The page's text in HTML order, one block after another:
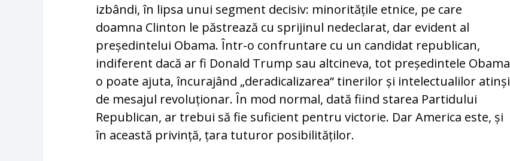
izbândi, în lip­sa unui segment decisiv: minoritățile et­nice, pe care
doamna Clinton le păstrează cu sprijinul nedeclarat, dar evident al
președintelui Obama. Într-o confruntare cu un candidat republican,
indiferent da­că ar fi Donald Trump sau altcineva, tot pre­ședintele Obama
o poate ajuta, în­curajând „deradicalizarea“ tinerilor și in­telectualilor atinși
de mesajul re­vo­lu­ționar.­ În mod normal, dată fiind starea Par­tidului
Republican, ar trebui să fie su­ficient pentru victorie. Dar America este, și
în această privință, țara tuturor posi­bi­lităților.